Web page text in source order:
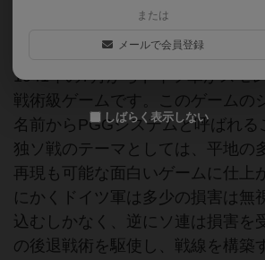
1941年の7月からドイツ軍がスモ
戦術級ゲームです。このゲームの
名前からPGGシステムと呼ばれる
独ソ戦のテーマとしては、平地の
再現も可能な面白いゲームに仕上
にかくドイツ軍は多少の損害は無
込むしかなく、逆にソ連は損害を
の後退戦術を駆使し、戦線を構築
または
メールで会員登録
しばらく表示しない